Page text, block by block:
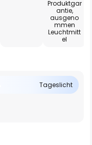
Produktgar
antie,
ausgeno
mmen
Leuchtmitt
el
Tageslicht